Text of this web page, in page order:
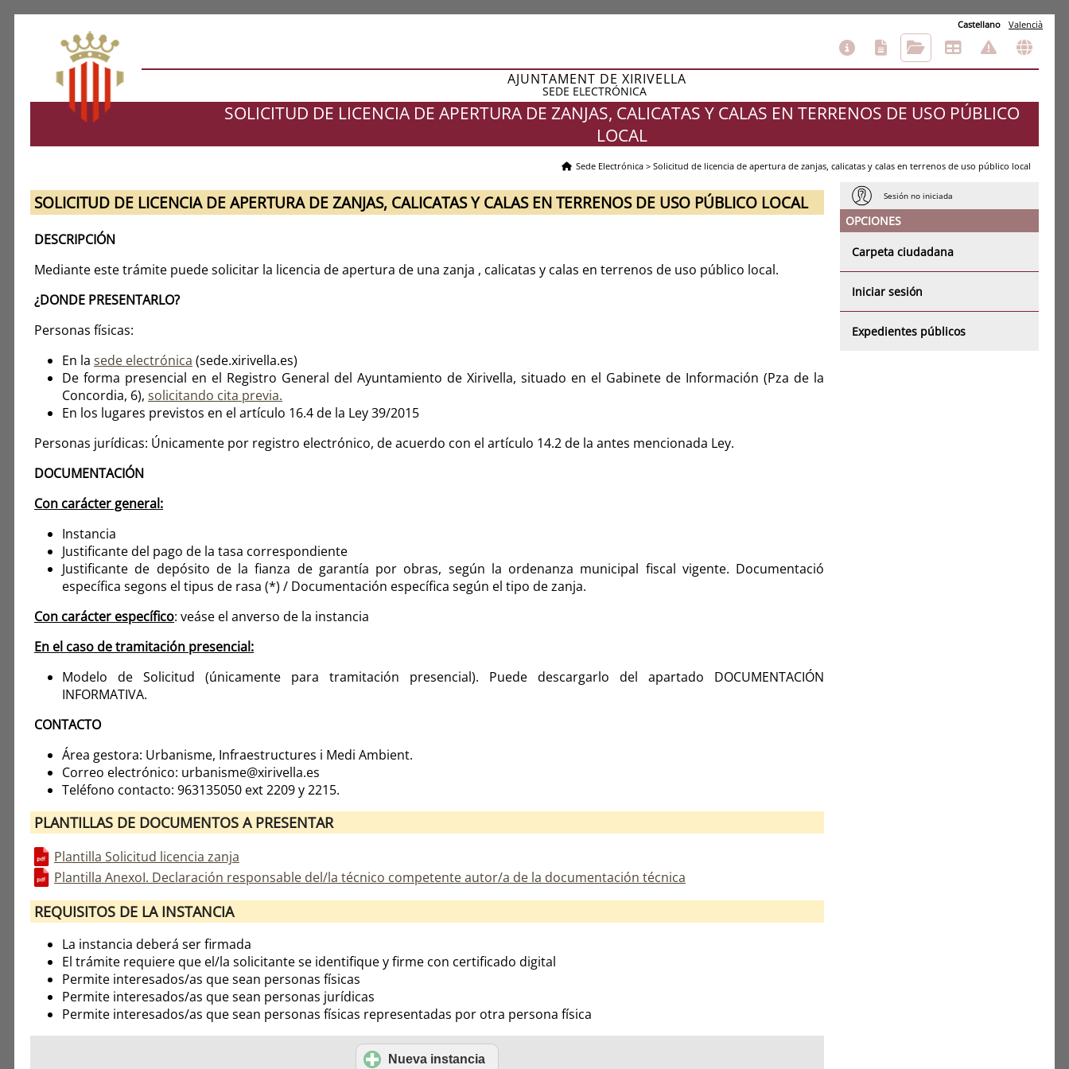
Castellano Valencià
SEDE ELECTRÓNICA
AJUNTAMENT DE XIRIVELLA
SOLICITUD DE LICENCIA DE APERTURA DE ZANJAS, CALICATAS Y CALAS EN TERRENOS DE USO PÚBLICO
LOCAL
Sede Electrónica > Solicitud de licencia de apertura de zanjas, calicatas y calas en terrenos de uso público local
Sesión no iniciada
OPCIONES
Carpeta ciudadana
Iniciar sesión
Expedientes públicos
SOLICITUD DE LICENCIA DE APERTURA DE ZANJAS, CALICATAS Y CALAS EN TERRENOS DE USO PÚBLICO LOCAL
DESCRIPCIÓN
Mediante este trámite puede solicitar la licencia de apertura de una zanja , calicatas y calas en terrenos de uso público local.
¿DONDE PRESENTARLO?
Personas físicas:
En la sede electrónica (sede.xirivella.es)
De forma presencial en el Registro General del Ayuntamiento de Xirivella, situado en el Gabinete de Información (Pza de la
Concordia, 6), solicitando cita previa.
En los lugares previstos en el artículo 16.4 de la Ley 39/2015
Personas jurídicas: Únicamente por registro electrónico, de acuerdo con el artículo 14.2 de la antes mencionada Ley.
DOCUMENTACIÓN
Con carácter general:
Instancia
Justificante del pago de la tasa correspondiente
Justificante de depósito de la fianza de garantía por obras, según la ordenanza municipal fiscal vigente. Documentació
específica segons el tipus de rasa (*) / Documentación específica según el tipo de zanja.
Con carácter específico: veáse el anverso de la instancia
En el caso de tramitación presencial:
Modelo de Solicitud (únicamente para tramitación presencial). Puede descargarlo del apartado DOCUMENTACIÓN
INFORMATIVA.
CONTACTO
Área gestora: Urbanisme, Infraestructures i Medi Ambient.
Correo electrónico: urbanisme@xirivella.es
Teléfono contacto: 963135050 ext 2209 y 2215.
PLANTILLAS DE DOCUMENTOS A PRESENTAR
Plantilla Solicitud licencia zanja
Plantilla AnexoI. Declaración responsable del/la técnico competente autor/a de la documentación técnica
REQUISITOS DE LA INSTANCIA
La instancia deberá ser firmada
El trámite requiere que el/la solicitante se identifique y firme con certificado digital
Permite interesados/as que sean personas físicas
Permite interesados/as que sean personas jurídicas
Permite interesados/as que sean personas físicas representadas por otra persona física
Nueva instancia